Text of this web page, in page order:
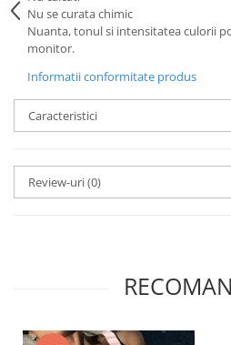
Nu se curata chimic
Nuanta, tonul si intensitatea culorii
monitor.
Informatii conformitate produs
Caracteristici
Review-uri(0)